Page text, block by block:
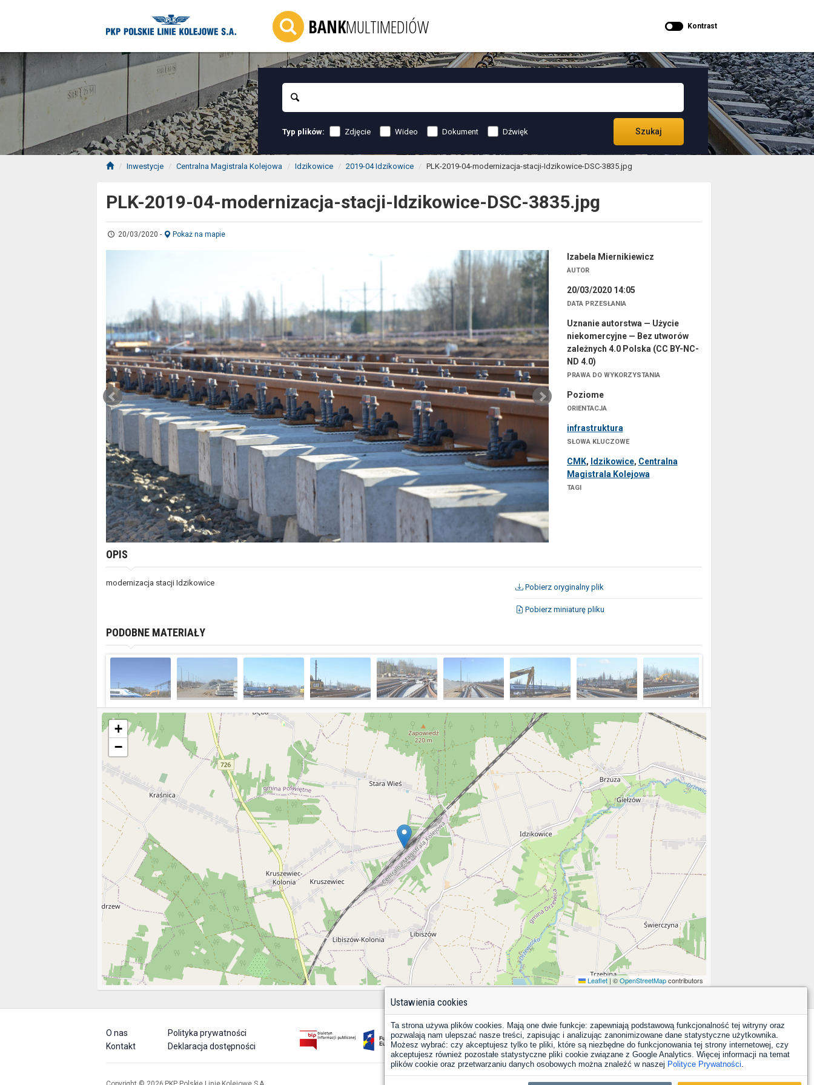
BANKMULTIMEDIÓW Kontrast
Typ plików: Zdjęcie Wideo Dokument Dźwięk Szukaj
Inwestycje Centralna Magistrala Kolejowa Idzikowice 2019-04 Idzikowice PLK-2019-04-modernizacja-stacji-Idzikowice-DSC-3835.jpg
PLK-2019-04-modernizacja-stacji-Idzikowice-DSC-3835.jpg
20/03/2020 - Pokaż na mapie
Izabela Miernikiewicz
AUTOR
20/03/2020 14:05
DATA PRZESŁANIA
Uznanie autorstwa — Użycie
niekomercyjne — Bez utworów
zależnych 4.0 Polska (CC BY-NC-
ND 4.0)
PRAWA DO WYKORZYSTANIA
Poziome
ORIENTACJA
infrastruktura
SŁOWA KLUCZOWE
CMK, Idzikowice, Centralna
Magistrala Kolejowa
TAGI
OPIS
modernizacja stacji Idzikowice Pobierz oryginalny plik
Pobierz miniaturę pliku
PODOBNE MATERIAŁY
+
−
Leaflet | ©OpenStreetMapcontributors
O nas
Kontakt
Polityka prywatności
Deklaracja dostępności
FacebookLinkedIn
X InstagramYouTube
Ustawienia cookies
Ta strona używa plików cookies. Mają one dwie funkcje: zapewniają podstawową funkcjonalność tej witryny oraz
pozwalają nam ulepszać nasze treści, zapisując i analizując zanonimizowane dane statystyczne użytkownika.
Możesz wybrać: czy akceptujesz tylko te pliki, które są niezbędne do funkcjonowania tej strony internetowej, czy
akceptujesz również pozostałe statystyczne pliki cookie związane z Google Analytics. Więcej informacji na temat
plików cookie oraz przetwarzaniu danych osobowych można znaleźć w naszej Polityce Prywatności.